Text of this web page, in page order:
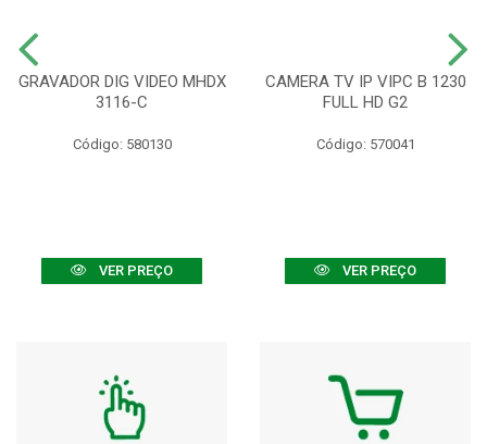
GRAVADOR DIG VIDEO MHDX
3116-C
Código: 580130
VER PREÇO
CAMERA TV IP VIPC B 1230
FULL HD G2
Código: 570041
VER PREÇO